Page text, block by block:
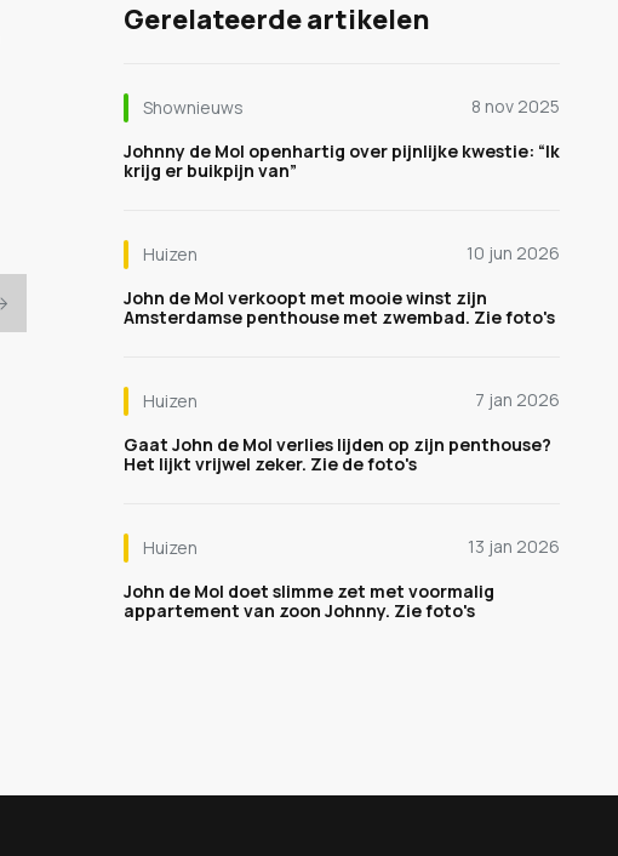
Gerelateerde artikelen
Shownieuws
8 nov 2025
Johnny de Mol openhartig over pijnlijke kwestie: “Ik
krijg er buikpijn van”
Huizen
10 jun 2026
John de Mol verkoopt met mooie winst zijn
Amsterdamse penthouse met zwembad. Zie foto's
Huizen
7 jan 2026
Gaat John de Mol verlies lijden op zijn penthouse?
Het lijkt vrijwel zeker. Zie de foto's
Huizen
13 jan 2026
John de Mol doet slimme zet met voormalig
appartement van zoon Johnny. Zie foto's